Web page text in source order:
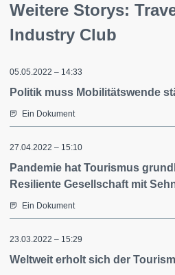
Weitere Storys:
Industry Club
05.05.2022 – 14:33
Politik muss Mobilitätswende
Ein Dokument
27.04.2022 – 15:10
Pandemie hat Tourismus
Resiliente Gesellschaft mit
Ein Dokument
23.03.2022 – 15:29
Weltweit erholt sich der